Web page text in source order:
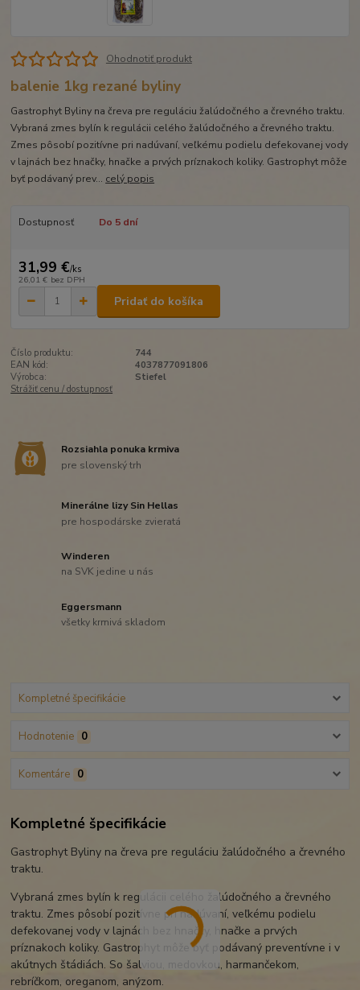
Ohodnotiť produkt
balenie 1kg rezané byliny
Gastrophyt Byliny na čreva pre reguláciu žalúdočného a črevného traktu.
Vybraná zmes bylín k regulácii celého žalúdočného a črevného traktu.
Zmes pôsobí pozitívne pri nadúvaní, veľkému podielu defekovanej vody
v lajnách bez hnačky, hnačke a prvých príznakoch koliky. Gastrophyt môže
byť podávaný prev... celý popis
Dostupnosť Do 5 dní
31,99 €/ks
26,01 € bez DPH
Pridať do košíka
Číslo produktu:
744
EAN kód:
4037877091806
Výrobca:
Stiefel
Strážiť cenu / dostupnosť
Rozsiahla ponuka krmiva
pre slovenský trh
Minerálne lizy Sin Hellas
pre hospodárske zvieratá
Winderen
na SVK jedine u nás
Eggersmann
všetky krmivá skladom
Kompletné špecifikácie
Hodnotenie 0
Komentáre 0
Kompletné špecifikácie
Gastrophyt Byliny na čreva pre reguláciu žalúdočného a črevného
traktu.
Vybraná zmes bylín k regulácii celého žalúdočného a črevného
traktu. Zmes pôsobí pozitívne pri nadúvaní, veľkému podielu
defekovanej vody v lajnách bez hnačky, hnačke a prvých
príznakoch koliky. Gastrophyt môže byť podávaný preventívne i v
akútnych štádiách. So šalviou, medovkou, harmančekom,
rebríčkom, oreganom, anýzom.